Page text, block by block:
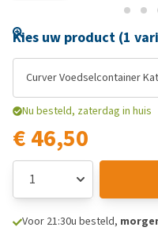
Kies uw product (1
Curver Voedselcontainer
Nu besteld, zaterdag in huis
€ 46,50
Voor 21:30u besteld,